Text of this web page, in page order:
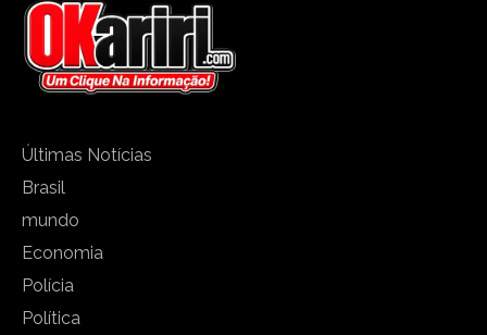
Últimas Notícias
Brasil
mundo
Economia
Polícia
Política